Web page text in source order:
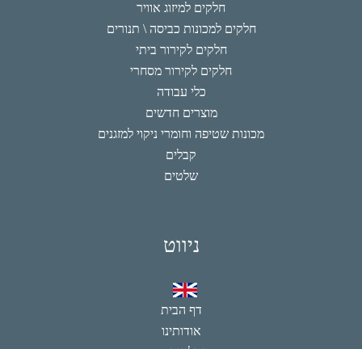
חלקים למיזוג אוויר
חלקים למכונות כביסה \ תנורים
חלקים לקירור ביתי
חלקים לקירור מסחרי
כלי עבודה
מוצרים חדשים
מכונות שטיפה וחומרי ניקוי למזגנים
קבלים
שלטים
ניווט
דף הבית
אודותינו